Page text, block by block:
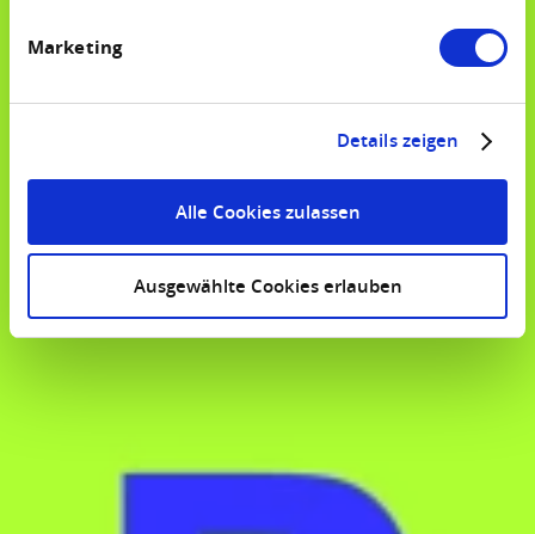
Marketing
Details zeigen
Alle Cookies zulassen
Ausgewählte Cookies erlauben